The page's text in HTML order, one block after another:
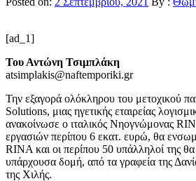
[ad_1]
Του Αντώνη Τσιμπλάκη
atsimplakis@naftemporiki.gr
Την εξαγορά ολόκληρου του μετοχικού
Solutions, μιας ηγετικής εταιρείας
ανακοίνωσε ο ιταλικός Νηογνώμονας
εργασιών περίπου 6 εκατ. ευρώ, θα
RINA και οι περίπου 50 υπάλληλοί της
υπάρχουσα δομή, από τα γραφεία της
της Χιλής.